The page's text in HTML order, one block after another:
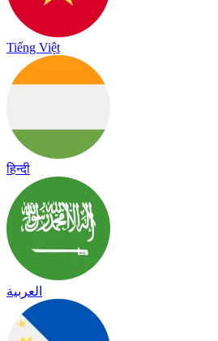
Tiếng Việt
हिन्दी
العربية